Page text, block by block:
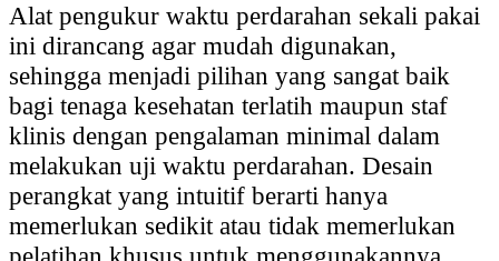
Alat pengukur waktu perdarahan sekali pakai
ini dirancang agar mudah digunakan,
sehingga menjadi pilihan yang sangat baik
bagi tenaga kesehatan terlatih maupun staf
klinis dengan pengalaman minimal dalam
melakukan uji waktu perdarahan. Desain
perangkat yang intuitif berarti hanya
memerlukan sedikit atau tidak memerlukan